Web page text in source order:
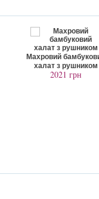
Махровий бамбуковий
халат з рушником
2021 грн